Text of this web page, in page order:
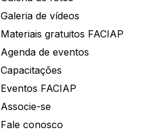
Galeria de vídeos
Materiais gratuitos FACIAP
Agenda de eventos
Capacitações
Eventos FACIAP
Associe-se
Fale conosco